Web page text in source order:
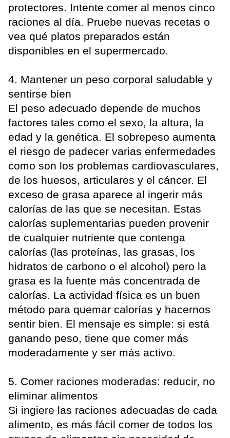
protectores. Intente comer al menos cinco
raciones al día. Pruebe nuevas recetas o
vea qué platos preparados están
disponibles en el supermercado.
4. Mantener un peso corporal saludable y
sentirse bien
El peso adecuado depende de muchos
factores tales como el sexo, la altura, la
edad y la genética. El sobrepeso aumenta
el riesgo de padecer varias enfermedades
como son los problemas cardiovasculares,
de los huesos, articulares y el cáncer. El
exceso de grasa aparece al ingerir más
calorías de las que se necesitan. Estas
calorías suplementarias pueden provenir
de cualquier nutriente que contenga
calorías (las proteínas, las grasas, los
hidratos de carbono o el alcohol) pero la
grasa es la fuente más concentrada de
calorías. La actividad física es un buen
método para quemar calorías y hacernos
sentir bien. El mensaje es simple: si está
ganando peso, tiene que comer más
moderadamente y ser más activo.
5. Comer raciones moderadas: reducir, no
eliminar alimentos
Si ingiere las raciones adecuadas de cada
alimento, es más fácil comer de todos los